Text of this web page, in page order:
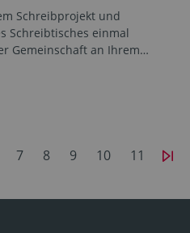
Schreibprojekt und
Schreibtisches einmal
Gemeinschaft an Ihrem…
7 8 9 10 11